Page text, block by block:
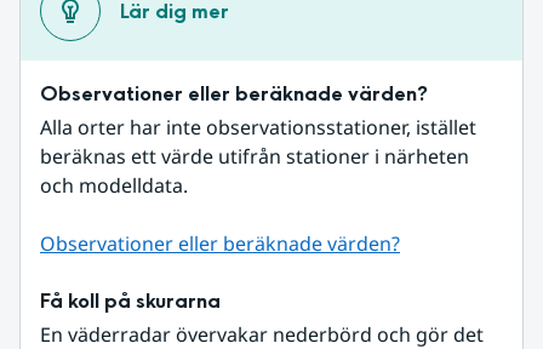
Lär dig mer
Observationer eller beräknade värden?
Alla orter har inte observationsstationer, istället
beräknas ett värde utifrån stationer i närheten
och modelldata.
Observationer eller beräknade värden?
Få koll på skurarna
En väderradar övervakar nederbörd och gör det